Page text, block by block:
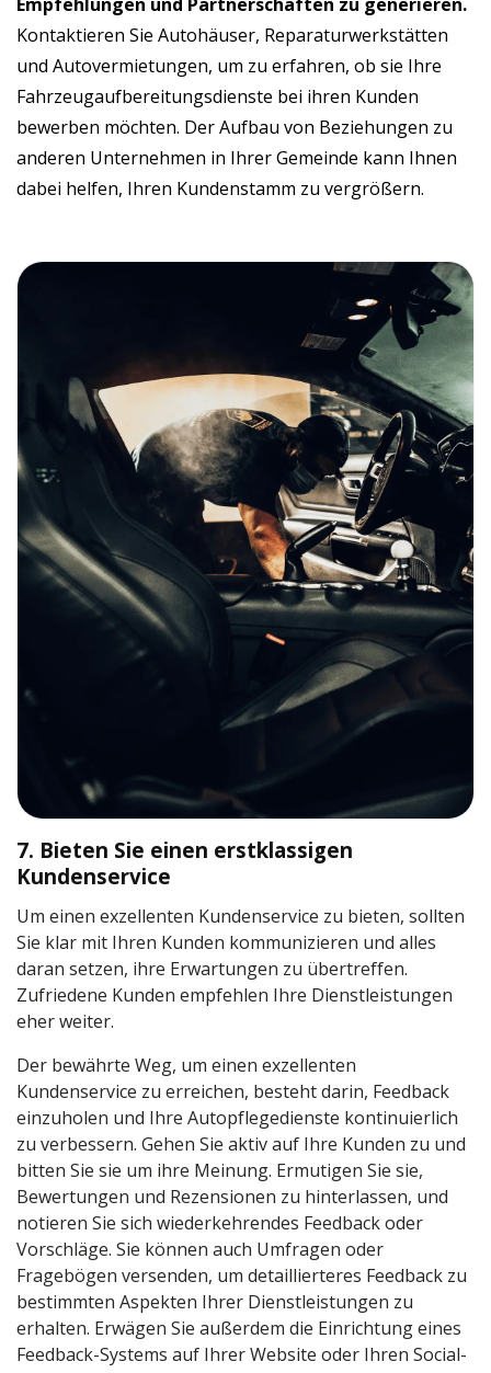
Kontaktieren Sie Autohäuser, Reparaturwerkstätten
und Autovermietungen, um zu erfahren, ob sie Ihre
Fahrzeugaufbereitungsdienste bei ihren Kunden
bewerben möchten. Der Aufbau von Beziehungen zu
anderen Unternehmen in Ihrer Gemeinde kann Ihnen
dabei helfen, Ihren Kundenstamm zu vergrößern.
7. Bieten Sie einen erstklassigen
Kundenservice
Um einen exzellenten Kundenservice zu bieten, sollten
Sie klar mit Ihren Kunden kommunizieren und alles
daran setzen, ihre Erwartungen zu übertreffen.
Zufriedene Kunden empfehlen Ihre Dienstleistungen
eher weiter.
Der bewährte Weg, um einen exzellenten
Kundenservice zu erreichen, besteht darin, Feedback
einzuholen und Ihre Autopflegedienste kontinuierlich
zu verbessern. Gehen Sie aktiv auf Ihre Kunden zu und
bitten Sie sie um ihre Meinung. Ermutigen Sie sie,
Bewertungen und Rezensionen zu hinterlassen, und
notieren Sie sich wiederkehrendes Feedback oder
Vorschläge. Sie können auch Umfragen oder
Fragebögen versenden, um detaillierteres Feedback zu
bestimmten Aspekten Ihrer Dienstleistungen zu
erhalten. Erwägen Sie außerdem die Einrichtung eines
Feedback-Systems auf Ihrer Website oder Ihren Social-